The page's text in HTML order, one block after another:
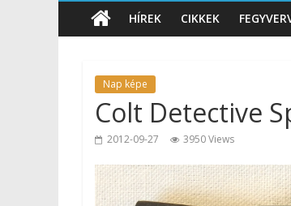
HÍREK CIKKEK
Nap képe
Colt Detective
2012-09-27 3950 Views